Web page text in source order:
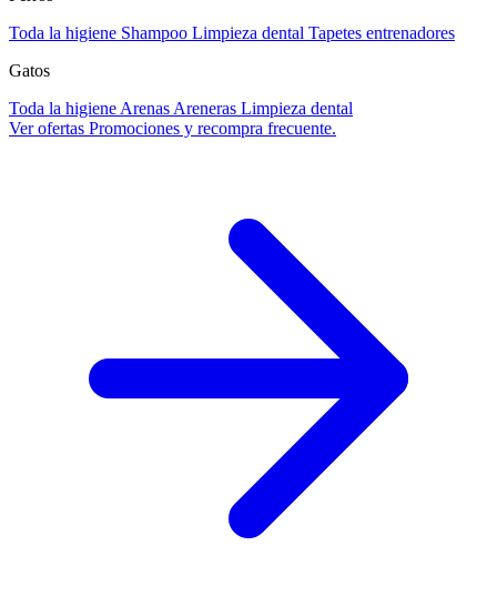
Toda la higiene Shampoo Limpieza dental Tapetes entrenadores
Gatos
Toda la higiene Arenas Areneras Limpieza dental
Ver ofertas Promociones y recompra frecuente.